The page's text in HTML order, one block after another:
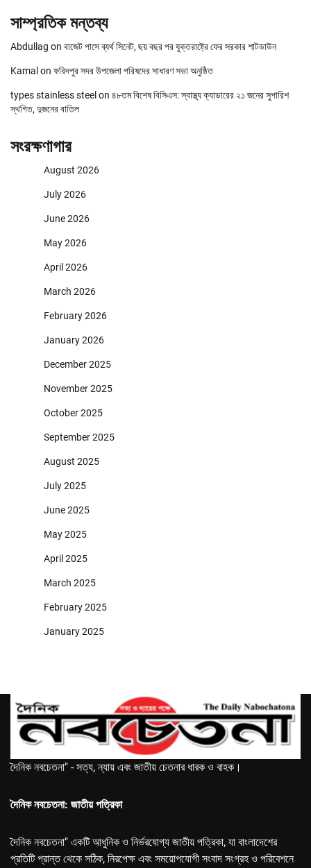
সাম্প্রতিক মন্তব্য
Abdullag on বাজেট পাসে ব্যর্থ সিনেট, ছয় বছর পর যুক্তরাষ্ট্রে ফের সরকার শাটডাউন
Kamal on ফরিদপুর সদর উপজেলা পরিষদের সাধারণ সভা অনুষ্ঠিত
types stainless steel on ৪৮তম বিশেষ বিসিএস: স্বাস্থ্য ক্যাডারের ২১ জনের সুপারিশ
স্থগিত, দুজনের বাতিল
সংরক্ষণাগার
August 2026
July 2026
June 2026
May 2026
April 2026
March 2026
February 2026
January 2026
December 2025
November 2025
October 2025
September 2025
August 2025
July 2025
June 2025
May 2025
April 2025
March 2025
February 2025
January 2025
দৈনিক নবচেতনা" - সত্য, ন্যায় এবং জাতীয় চেতনার ধারক ও বাহক।
দৈনিক নবচেতনা: জাতীয় পত্রিকা
দৈনিক নবচেতনা" একটি আধুনিক ও নির্ভরযোগ্য জাতীয় পত্রিকা, যা বাংলাদেশের
প্রতিটি প্রান্ত থেকে সঠিক, নিরপেক্ষ এবং সময়োপযোগী সংবাদ সংগ্রহ ও পরিবেশনে